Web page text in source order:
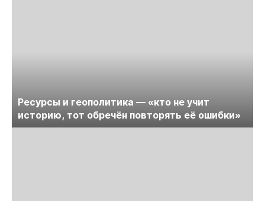
Ресурсы и геополитика — «кто не учит
историю, тот обречён повторять её ошибки»